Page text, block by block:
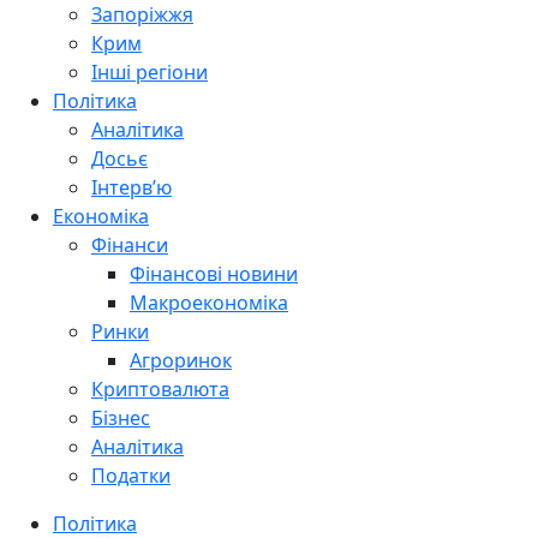
Запоріжжя
Крим
Інші регіони
Політика
Аналітика
Досьє
Інтерв’ю
Економіка
Фінанси
Фінансові новини
Макроекономіка
Ринки
Агроринок
Криптовалюта
Бізнес
Аналітика
Податки
Політика